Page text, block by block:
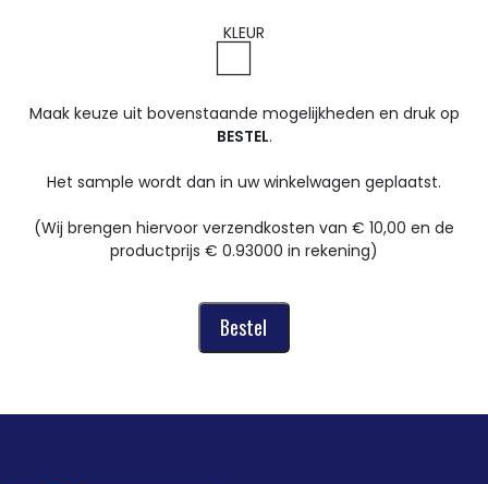
KLEUR
Maak keuze uit bovenstaande mogelijkheden en druk op
BESTEL.
Het sample wordt dan in uw winkelwagen geplaatst.
(Wij brengen hiervoor verzendkosten van € 10,00 en de
productprijs € 0.93000 in rekening)